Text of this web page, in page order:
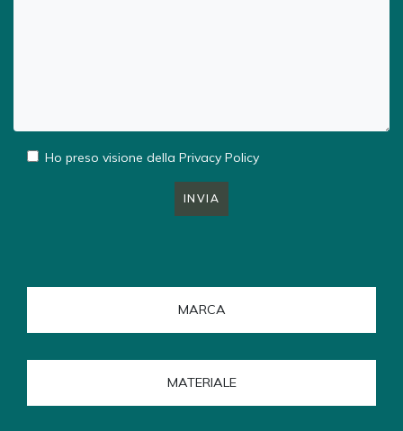
Ho preso visione della Privacy Policy
INVIA
MARCA
MATERIALE